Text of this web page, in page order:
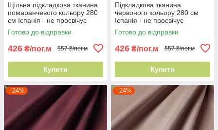
Щільна підкладкова тканина
помаранчевого кольору 280
см Іспанія - не просвічує
Готово до відправки
426 ₴/пог.м 557 ₴/пог.м
Купити
Підкладкова тканина
червоного кольору 280 см
Іспанія - не просвічує
Готово до відправки
426 ₴/пог.м 557 ₴/пог.м
Купити
–24% –24%